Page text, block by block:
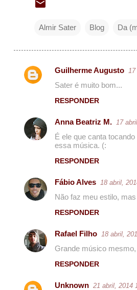
Almir Sater Blog Da
C
e
n
i
Guilherme Augusto
Sater é muito bom...
RESPONDER
Anna Beatriz M. 17
É ele que canta
essa música. (:
RESPONDER
Fábio Alves 18 abril,
Não faz meu estilo,
RESPONDER
Rafael Filho 18 abril,
Grande músico
RESPONDER
Unknown 21 abril, 2014